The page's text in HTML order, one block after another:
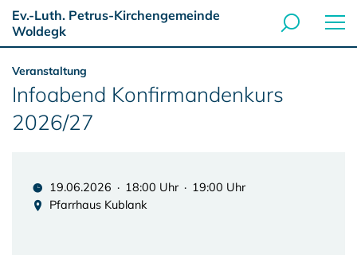
Ev.-Luth. Petrus-Kirchengemeinde
Woldegk
Veranstaltung
Infoabend Konfirmandenkurs
2026/27
19.06.2026 · 18:00 Uhr · 19:00 Uhr
Pfarrhaus Kublank